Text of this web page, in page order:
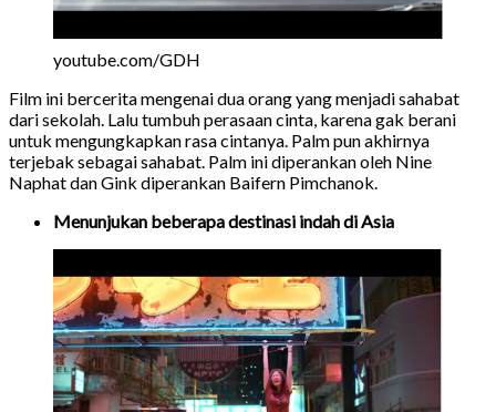
youtube.com/GDH
Film ini bercerita mengenai dua orang yang menjadi sahabat
dari sekolah. Lalu tumbuh perasaan cinta, karena gak berani
untuk mengungkapkan rasa cintanya. Palm pun akhirnya
terjebak sebagai sahabat. Palm ini diperankan oleh Nine
Naphat dan Gink diperankan Baifern Pimchanok.
Menunjukan beberapa destinasi indah di Asia